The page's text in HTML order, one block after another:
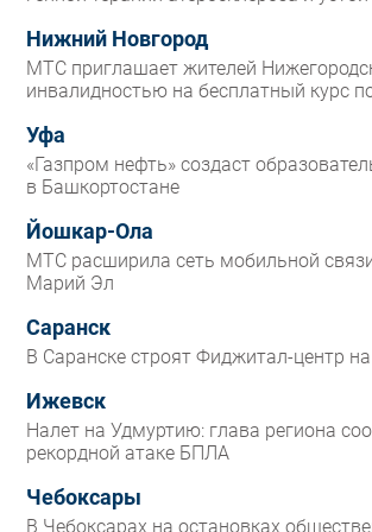
Нижний Новгород
МТС приглашает жителей
инвалидностью на бесплатный курс
Уфа
«Газпром нефть» создаст
в Башкортостане
Йошкар-Ола
МТС расширила сеть мобильной
Марий Эл
Саранск
В Саранске строят Фиджитал-центр
Ижевск
Налет на Удмуртию: глава региона
рекордной атаке БПЛА
Чебоксары
В Чебоксарах на остановках